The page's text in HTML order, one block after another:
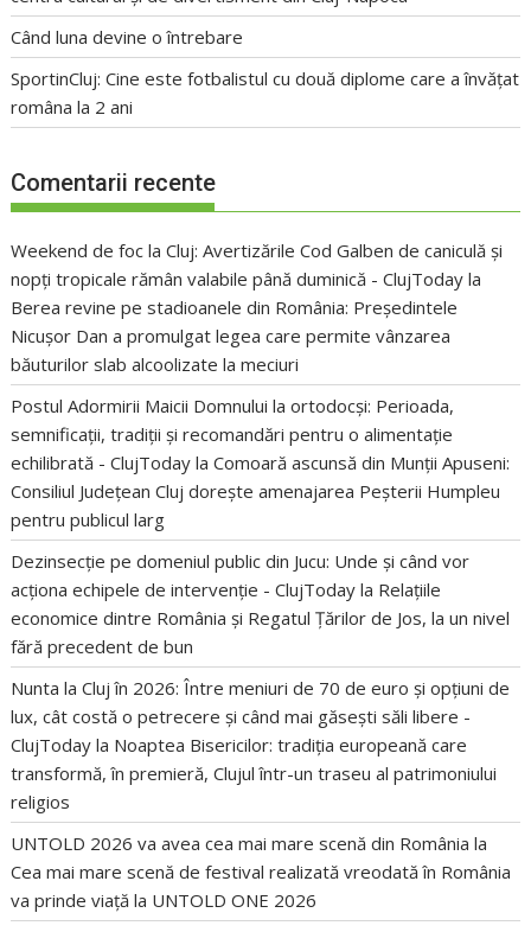
Când luna devine o întrebare
SportinCluj: Cine este fotbalistul cu două diplome care a învățat
româna la 2 ani
Comentarii recente
Weekend de foc la Cluj: Avertizările Cod Galben de caniculă și
nopți tropicale rămân valabile până duminică - ClujToday la
Berea revine pe stadioanele din România: Președintele
Nicușor Dan a promulgat legea care permite vânzarea
băuturilor slab alcoolizate la meciuri
Postul Adormirii Maicii Domnului la ortodocși: Perioada,
semnificații, tradiții și recomandări pentru o alimentație
echilibrată - ClujToday laComoară ascunsă din Munții Apuseni:
Consiliul Județean Cluj dorește amenajarea Peșterii Humpleu
pentru publicul larg
Dezinsecție pe domeniul public din Jucu: Unde și când vor
acționa echipele de intervenție - ClujToday la Relațiile
economice dintre România și Regatul Țărilor de Jos, la un nivel
fără precedent de bun
Nunta la Cluj în 2026: Între meniuri de 70 de euro și opțiuni de
lux, cât costă o petrecere și când mai găsești săli libere -
ClujToday la Noaptea Bisericilor: tradiția europeană care
transformă, în premieră, Clujul într-un traseu al patrimoniului
religios
UNTOLD 2026 va avea cea mai mare scenă din România la
Cea mai mare scenă de festival realizată vreodată în România
va prinde viață la UNTOLD ONE 2026